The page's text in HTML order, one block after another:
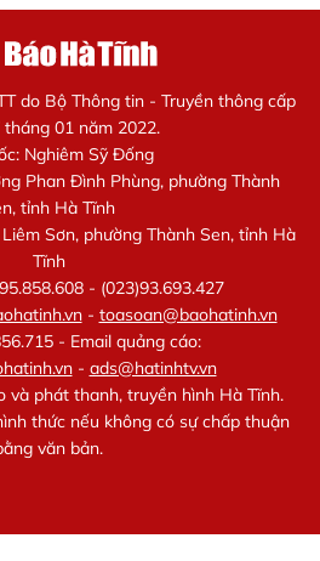
do Bộ Thông tin - Truyền thông cấp
tháng 01 năm 2022.
Nghiêm Sỹ Đống
Phan Đình Phùng, phường Thành
tỉnh Hà Tĩnh
Sơn, phường Thành Sen, tỉnh Hà
Tĩnh
- (023)93.693.427
- toasoan@baohatinh.vn
- Email quảng cáo:
- ads@hatinhtv.vn
và phát thanh, truyền hình Hà Tĩnh.
thức nếu không có sự chấp thuận
văn bản.